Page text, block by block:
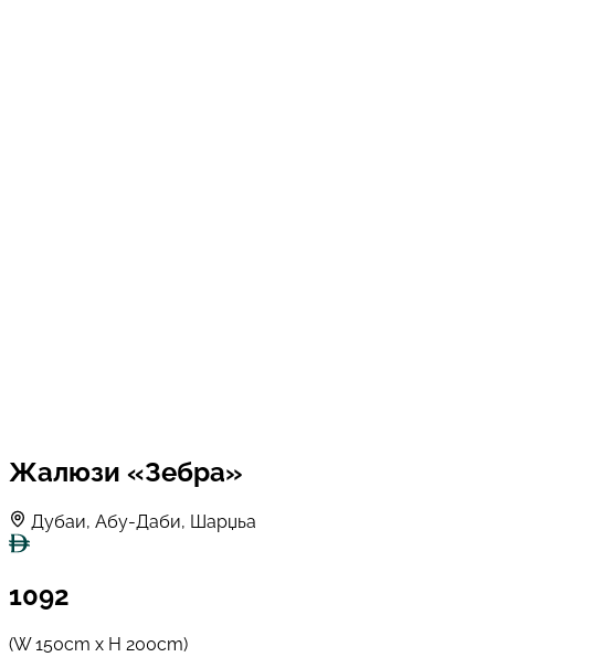
Жалюзи «Зебра»
Дубаи, Абу-Даби, Шарџьа
1092
(W 150cm x H 200cm)